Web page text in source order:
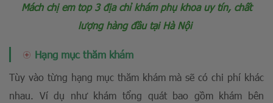
Mách chị em top 3 địa chỉ khám phụ khoa uy tín, chất
lượng hàng đầu tại Hà Nội
Hạng mục thăm khám
Tùy vào từng hạng mục thăm khám mà sẽ có chi phí khác
nhau. Ví dụ như khám tổng quát bao gồm khám bên